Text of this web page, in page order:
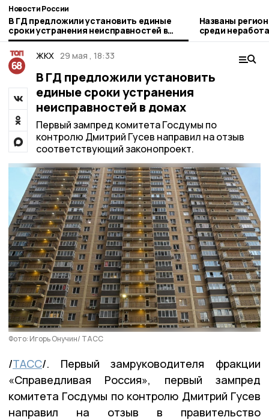
Новости России
В ГД предложили установить единые
сроки устранения неисправностей в
домах
Названы
среди
рублей
ЖКХ 29 мая , 18:33
В ГД предложили установить
единые сроки устранения
неисправностей в домах
Первый зампред комитета Госдумы по
контролю Дмитрий Гусев направил на отзыв
соответствующий законопроект.
Фото: Игорь Онучин/ ТАСС
/ТАСС/. Первый замруководителя фракции
«Справедливая Россия», первый зампред
комитета Госдумы по контролю Дмитрий Гусев
направил на отзыв в правительство